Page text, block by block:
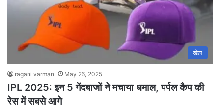
खेल
ragani varman May 26, 2025
IPL 2025: इन 5 गेंदबाजों ने मचाया धमाल, पर्पल कैप की
रेस में सबसे आगे